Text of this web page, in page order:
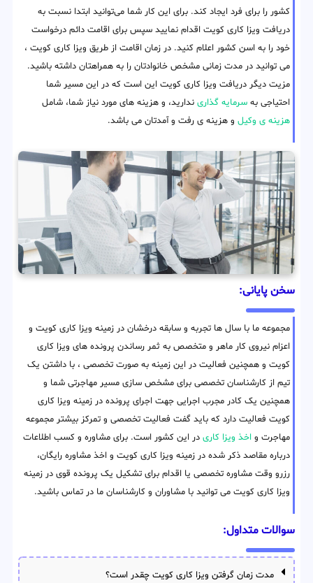
کشور را برای فرد ایجاد کند. برای این کار شما می‌توانید ابتدا نسبت به
دریافت ویزا کاری کویت اقدام نمایید سپس برای اقامت دائم درخواست
خود را به اسن کشور اعلام کنید. در زمان اقامت از طریق ویزا کاری کویت ،
می توانید در مدت زمانی مشخص خانوادتان را به همراهتان داشته باشید.
مزیت دیگر دریافت ویزا کاری کویت این است که در این مسیر شما
احتیاجی به سرمایه گذاری ندارید، و هزینه های مورد نیاز شما، شامل
هزینه ی وکیل و هزینه ی رفت و آمدتان می باشد.
سخن پایانی:
مجموعه ما با سال ها تجربه و سابقه درخشان در زمینه ویزا کاری کویت و
اعزام نیروی کار ماهر و متخصص به ثمر رساندن پرونده های ویزا کاری
کویت و همچنین فعالیت در این زمینه به صورت تخصصی ، با داشتن یک
تیم از کارشناسان تخصصی برای مشخص سازی مسیر مهاجرتی شما و
همچنین یک کادر مجرب اجرایی جهت اجرای پرونده در زمینه ویزا کاری
کویت فعالیت دارد که باید گفت فعالیت تخصصی و تمرکز بیشتر مجموعه
مهاجرت و اخذ ویزا کاری در این کشور است. برای مشاوره و کسب اطلاعات
درباره مقاصد ذکر شده در زمینه ویزا کاری کویت و اخذ مشاوره رایگان،
رزرو وقت مشاوره تخصصی یا اقدام برای تشکیل یک پرونده قوی در زمینه
ویزا کاری کویت می توانید با مشاوران و کارشناسان ما در تماس باشید.
سوالات متداول:
مدت زمان گرفتن ویزا کاری کویت چقدر است؟